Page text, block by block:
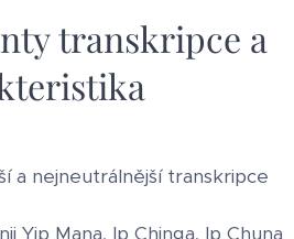
transkripce a
a nejneutrálnější transkripce
Yip Mana, Ip Chinga, Ip Chuna